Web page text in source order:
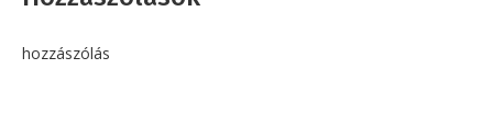
hozzászólás